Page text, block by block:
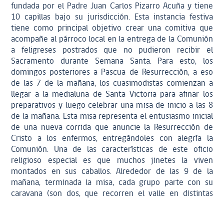
fundada por el Padre Juan Carlos Pizarro Acuña y tiene
10 capillas bajo su jurisdicción. Esta instancia festiva
tiene como principal objetivo crear una comitiva que
acompañe al párroco local en la entrega de la Comunión
a feligreses postrados que no pudieron recibir el
Sacramento durante Semana Santa. Para esto, los
domingos posteriores a Pascua de Resurrección, a eso
de las 7 de la mañana, los cuasimodistas comienzan a
llegar a la medialuna de Santa Victoria para afinar los
preparativos y luego celebrar una misa de inicio a las 8
de la mañana. Esta misa representa el entusiasmo inicial
de una nueva corrida que anuncie la Resurrección de
Cristo a los enfermos, entregándoles con alegría la
Comunión. Una de las características de este oficio
religioso especial es que muchos jinetes la viven
montados en sus caballos. Alrededor de las 9 de la
mañana, terminada la misa, cada grupo parte con su
caravana (son dos, que recorren el valle en distintas